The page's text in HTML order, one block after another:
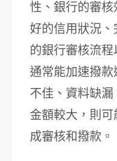
性、銀行的審
好的信用狀況
的銀行審核流程
通常能加速撥
不佳、資料缺
金額較大，則
成審核和撥款。